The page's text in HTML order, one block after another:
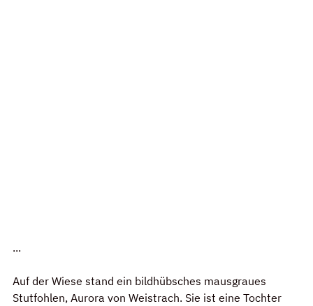
...
Auf der Wiese stand ein bildhübsches mausgraues
Stutfohlen, Aurora von Weistrach. Sie ist eine Tochter